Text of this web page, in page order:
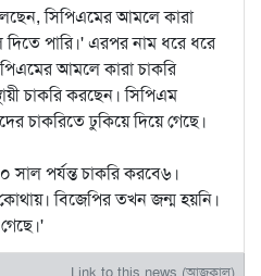
সিপিএমের আমলে কারা
দিতে পারি।' এরপর নাম ধরে ধরে
আমলে কারা চাকরি
চাকরি করছেন। সিপিএম
চাকরিতে ঢুকিয়ে দিয়ে গেছে।
পর্যন্ত চাকরি করবে৬।
বিজেপির তখন জন্ম হয়নি।
Link to this news (আজকাল)